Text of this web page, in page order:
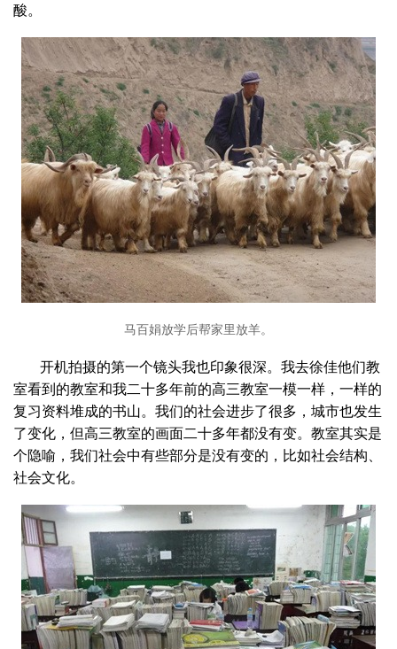
酸。
马百娟放学后帮家里放羊。
开机拍摄的第一个镜头我也印象很深。我去徐佳他们教
室看到的教室和我二十多年前的高三教室一模一样，一样的
复习资料堆成的书山。我们的社会进步了很多，城市也发生
了变化，但高三教室的画面二十多年都没有变。教室其实是
个隐喻，我们社会中有些部分是没有变的，比如社会结构、
社会文化。